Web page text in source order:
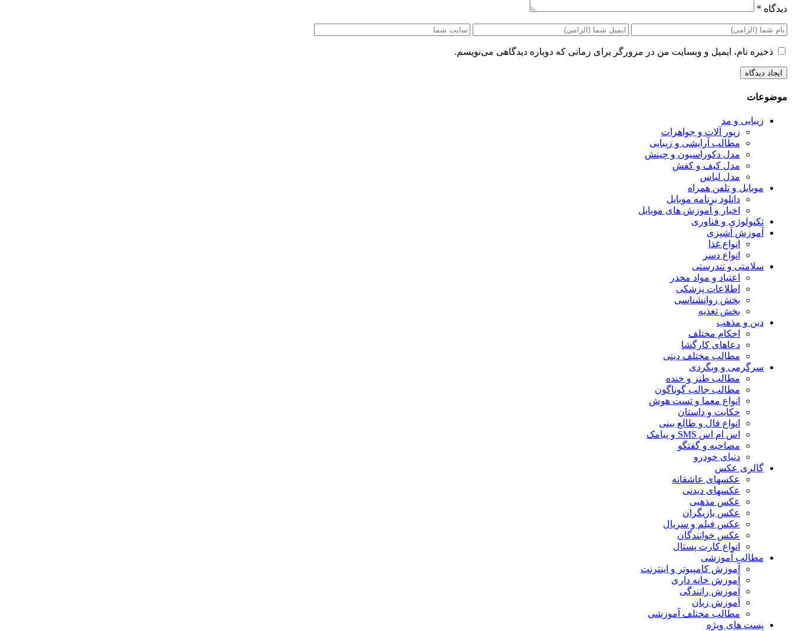
دیدگاه *
ذخیره نام، ایمیل و وبسایت من در مرورگر برای زمانی که دوباره دیدگاهی می‌نویسم.
موضوعات
زیبایی و مد
زیور آلات و جواهرات
مطالب آرایشی و زیبایی
مدل دکوراسیون و چینش
مدل کیف و کفش
مدل لباس
موبایل و تلفن همراه
دانلود برنامه موبایل
اخبار و آموزش های موبایل
تکنولوژی و فناوری
آموزش آشپزی
انواع غذا
انواع دسر
سلامتی و تندرستی
اعتیاد و مواد مخدر
اطلاعات پزشکی
بخش روانشناسی
بخش تغذیه
دین و مذهب
احکام مختلف
دعاهای کارگشا
مطالب مختلف دینی
سرگرمی و وبگردی
مطالب طنز و خنده
مطالب جالب گوناگون
انواع معما و تست هوش
حکایت و داستان
انواع فال و طالع بینی
اس ام اس SMS و پیامک
مصاحبه و گفتگو
دنیای خودرو
گالری عکس
عکسهای عاشقانه
عکسهای دیدنی
عکس مذهبی
عکس بازیگران
عکس فیلم و سریال
عکس خوانندگان
انواع کارت پستال
مطالب آموزشی
آموزش کامپیوتر و اینترنت
آموزش خانه داری
آموزش رانندگی
آموزش زبان
مطالب مختلف آموزشی
پست های ویژه